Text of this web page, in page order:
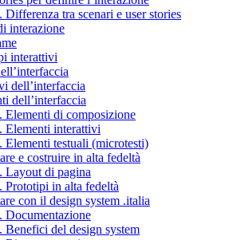
Differenza tra scenari e user stories
interazione
interattivi
dell’interfaccia
dell’interfaccia
Elementi di composizione
Elementi interattivi
Elementi testuali (microtesti)
e costruire in alta fedeltà
Layout di pagina
Prototipi in alta fedeltà
con il design system .italia
Documentazione
Benefici del design system